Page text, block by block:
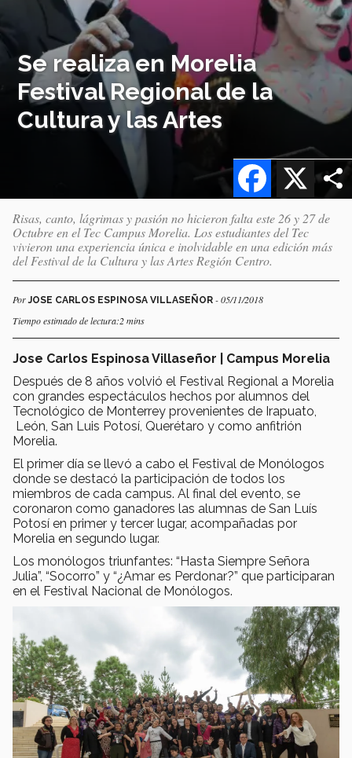
Se realiza en Morelia
Festival Regional de la
Cultura y las Artes
X
Facebook
Risas, canto, lágrimas y pasión no hicieron falta este 26 y 27 de
Octubre en el Tec Campus Morelia. Los estudiantes del Tec
vivieron una experiencia única e inolvidable en una edición más
del Festival de la Cultura y las Artes Región Centro.
PorJOSE CARLOS ESPINOSA VILLASEÑOR - 05/11/2018
Tiempo estimado de lectura:2 mins
Jose Carlos Espinosa Villaseñor | Campus Morelia
Después de 8 años volvió el Festival Regional a Morelia
con grandes espectáculos hechos por alumnos del
Tecnológico de Monterrey provenientes de Irapuato,
León, San Luis Potosí, Querétaro y como anfitrión
Morelia.
El primer día se llevó a cabo el Festival de Monólogos
donde se destacó la participación de todos los
miembros de cada campus. Al final del evento, se
coronaron como ganadores las alumnas de San Luís
Potosí en primer y tercer lugar, acompañadas por
Morelia en segundo lugar.
Los monólogos triunfantes: “Hasta Siempre Señora
Julia”, “Socorro” y “¿Amar es Perdonar?” que participaran
en el Festival Nacional de Monólogos.